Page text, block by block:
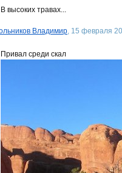
В высоких травах...
Владимир, 15 февраля
Привал среди скал